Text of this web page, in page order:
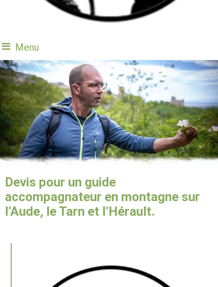
Menu
Devis pour un guide
accompagnateur en montagne sur
l’Aude, le Tarn et l’Hérault.